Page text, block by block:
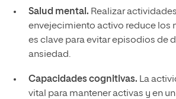
Salud mental. Realizar
envejecimiento activo reduce los
es clave para evitar episodios de
ansiedad.
Capacidades cognitivas. La
vital para mantener activas y en